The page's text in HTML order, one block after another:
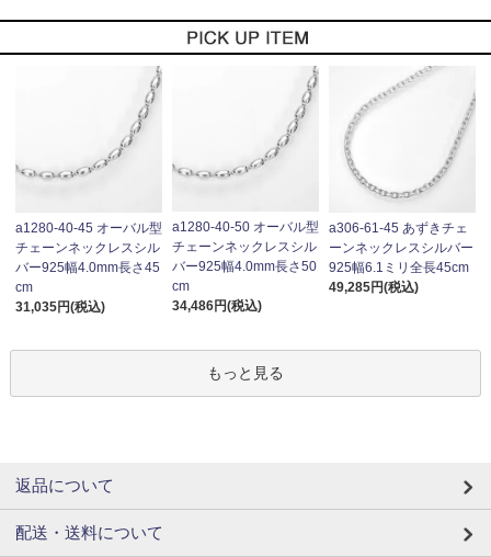
a1280-40-45 オーバル型
チェーンネックレスシル
バー925幅4.0mm長さ45
cm
31,035円(税込)
a1280-40-50 オーバル型
チェーンネックレスシル
バー925幅4.0mm長さ50
cm
34,486円(税込)
a306-61-45 あずきチェ
ーンネックレスシルバー
925幅6.1ミリ全長45cm
49,285円(税込)
もっと見る
返品について
配送・送料について